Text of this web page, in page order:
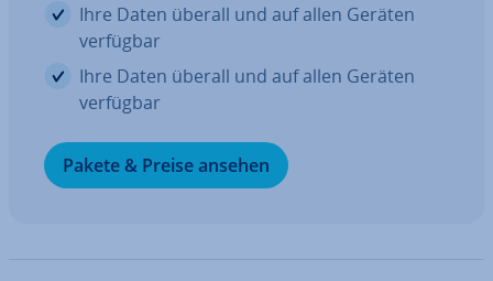
Ihre Daten überall und auf allen Geräten
verfügbar
Ihre Daten überall und auf allen Geräten
verfügbar
Pakete & Preise ansehen